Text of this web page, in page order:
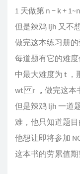
1 天做第 n − k +
但是辣鸡 ljh 又不
做完这本练习册的
每道题有它的难
中最大难度为 t ，
wt r ，做完这本
但是辣鸡 ljh 一道
难，他只知道题目
他想让即将参加
这本书的劳累值期